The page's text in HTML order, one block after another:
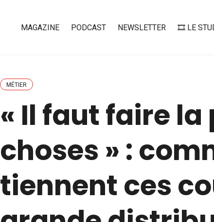
MAGAZINE PODCAST NEWSLETTER 🎞️ LE
MÉTIER
« Il faut faire la
choses » :
tiennent ces